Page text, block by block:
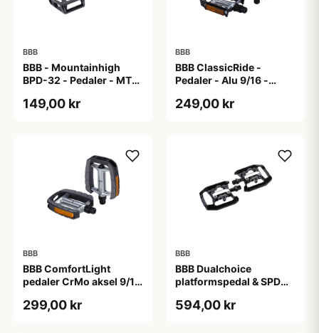
BBB
BBB - Mountainhigh
BPD-32 - Pedaler - MTB
149,00 kr
BBB
BBB ClassicRide -
Pedaler - Alu 9/16 -
249,00 kr
BBB
BBB ComfortLight
pedaler CrMo aksel 9/16
299,00 kr
BBB
BBB Dualchoice
platformspedal & SPD
594,00 kr